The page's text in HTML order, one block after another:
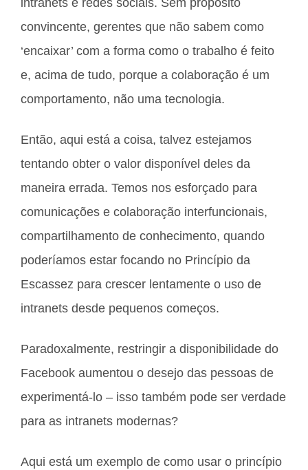
convincente, gerentes que não sabem como
‘encaixar’ com a forma como o trabalho é feito
e, acima de tudo, porque a colaboração é um
comportamento, não uma tecnologia.
Então, aqui está a coisa, talvez estejamos
tentando obter o valor disponível deles da
maneira errada. Temos nos esforçado para
comunicações e colaboração interfuncionais,
compartilhamento de conhecimento, quando
poderíamos estar focando no Princípio da
Escassez para crescer lentamente o uso de
intranets desde pequenos começos.
Paradoxalmente, restringir a disponibilidade do
Facebook aumentou o desejo das pessoas de
experimentá-lo – isso também pode ser verdade
para as intranets modernas?
Aqui está um exemplo de como usar o princípio